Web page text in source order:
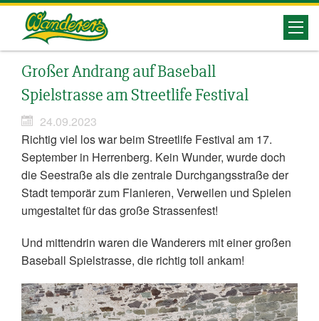
Herrenberg
Wanderers
Großer Andrang auf Baseball
Spielstrasse am Streetlife Festival
24.09.2023
Richtig viel los war beim Streetlife Festival am 17.
September in Herrenberg. Kein Wunder, wurde doch
die Seestraße als die zentrale Durchgangsstraße der
Stadt temporär zum Flanieren, Verweilen und Spielen
umgestaltet für das große Strassenfest!
Und mittendrin waren die Wanderers mit einer großen
Baseball Spielstrasse, die richtig toll ankam!